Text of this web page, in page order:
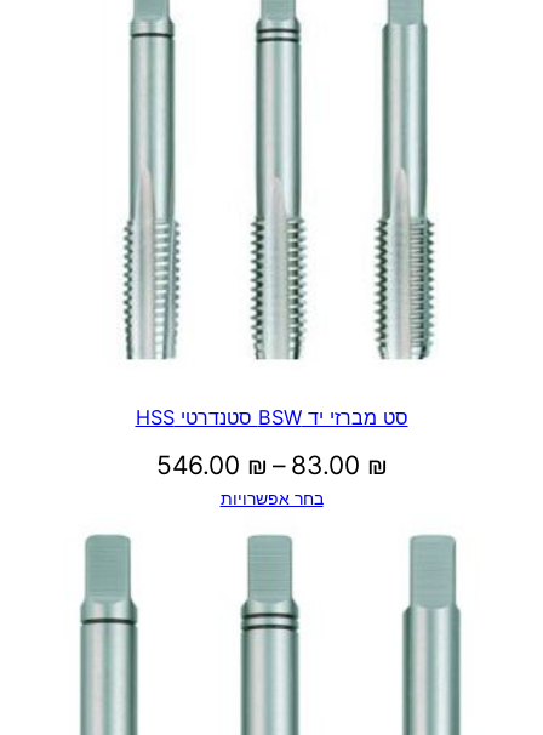
סט מברזי יד BSW סטנדרטי HSS
83.00 ₪
–
546.00 ₪
בחר אפשרויות